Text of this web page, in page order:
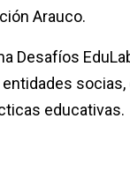
Arauco.
Desafíos
educativas.